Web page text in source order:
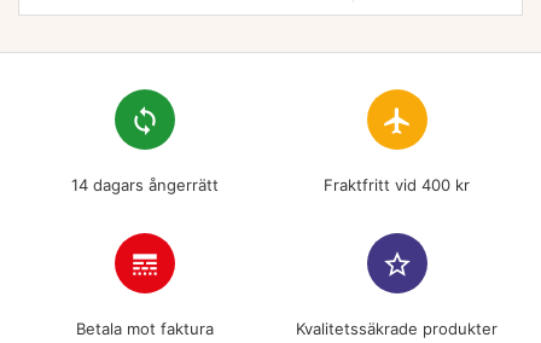
loop
14 dagars ångerrätt
flight
Fraktfritt vid 400 kr
line_style
Betala mot faktura
star_border
Kvalitetssäkrade produkter